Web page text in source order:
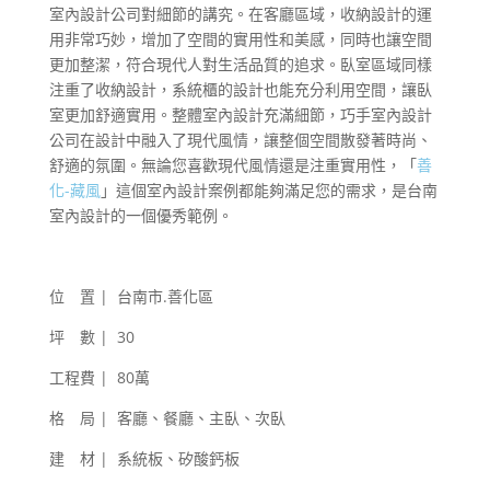
室內設計公司對細節的講究。在客廳區域，收納設計的運
用非常巧妙，增加了空間的實用性和美感，同時也讓空間
更加整潔，符合現代人對生活品質的追求。臥室區域同樣
注重了收納設計，系統櫃的設計也能充分利用空間，讓臥
室更加舒適實用。整體室內設計充滿細節，巧手室內設計
公司在設計中融入了現代風情，讓整個空間散發著時尚、
舒適的氛圍。無論您喜歡現代風情還是注重實用性，「善
化-藏風」這個室內設計案例都能夠滿足您的需求，是台南
室內設計的一個優秀範例。
位 置 | 台南市.善化區
坪 數 | 30
工程費 | 80萬
格 局 | 客廳、餐廳、主臥、次臥
建 材 | 系統板、矽酸鈣板